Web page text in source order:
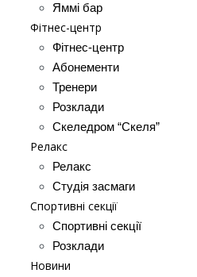
Яммі бар
Фітнес-центр
Фітнес-центр
Абонементи
Тренери
Розклади
Скеледром “Скеля”
Релакс
Релакс
Студія засмаги
Спортивні секції
Спортивні секції
Розклади
Новини